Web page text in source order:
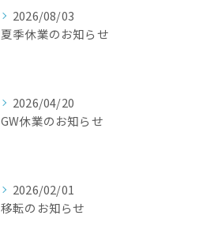
2026/08/03
夏季休業のお知らせ
2026/04/20
GW休業のお知らせ
2026/02/01
移転のお知らせ